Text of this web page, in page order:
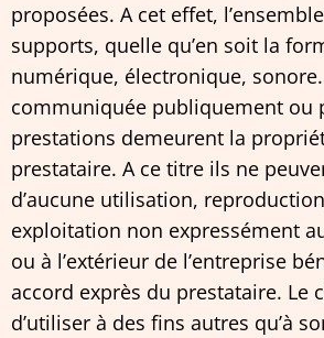
proposées. A cet effet,
supports, quelle qu’en soit la
numérique, électronique,
communiquée publiquement ou
prestations demeurent la
prestataire. A ce titre ils ne
d’aucune utilisation,
exploitation non expressément
ou à l’extérieur de l’entreprise
accord exprès du prestataire. Le
d’utiliser à des fins autres qu’à